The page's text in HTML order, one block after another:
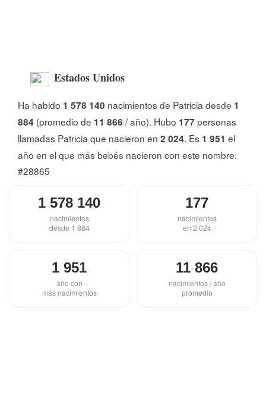
Estados Unidos
Ha habido 1 578 140 nacimientos de Patricia desde 1
884 (promedio de 11 866 / año). Hubo 177personas
llamadas Patricia que nacieron en 2 024. Es 1 951 el
año en el que más bebés nacieron con este nombre.
#28865
1 578 140
nacimientos
desde 1 884
177
nacimientos
en 2 024
1 951
año con
más nacimientos
11 866
nacimientos / año
promedio